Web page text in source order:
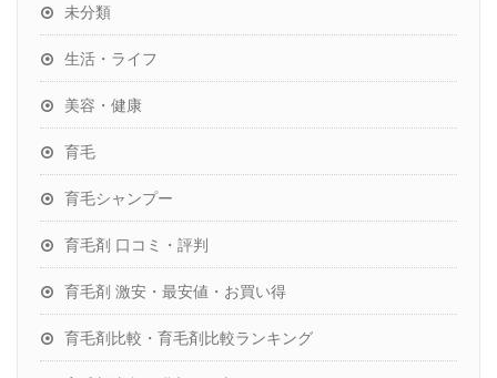
未分類
生活・ライフ
美容・健康
育毛
育毛シャンプー
育毛剤 口コミ・評判
育毛剤 激安・最安値・お買い得
育毛剤比較・育毛剤比較ランキング